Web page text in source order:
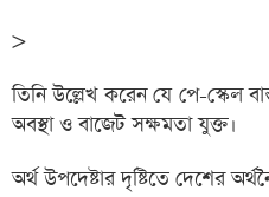
>
তিনি উল্লেখ করেন যে পে-স্কেল
অবস্থা ও বাজেট সক্ষমতা যুক্ত।
অর্থ উপদেষ্টার দৃষ্টিতে দেশের